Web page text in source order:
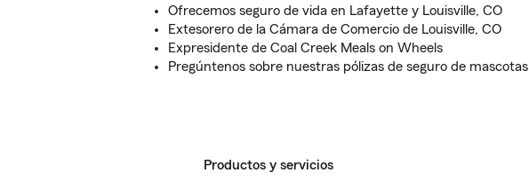
Ofrecemos seguro de vida en Lafayette y Louisville, CO
Extesorero de la Cámara de Comercio de Louisville, CO
Expresidente de Coal Creek Meals on Wheels
Pregúntenos sobre nuestras pólizas de seguro de mascotas
Productos y servicios